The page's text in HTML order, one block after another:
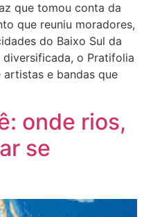
que tomou conta da
que reuniu moradores,
do Baixo Sul da
diversificada, o Pratifolia
e bandas que
onde rios,
se